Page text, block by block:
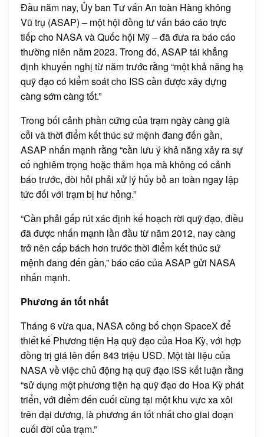
Đầu năm nay, Ủy ban Tư vấn An toàn Hàng không
Vũ trụ (ASAP) – một hội đồng tư vấn báo cáo trực
tiếp cho NASA và Quốc hội Mỹ – đã đưa ra báo cáo
thường niên năm 2023. Trong đó, ASAP tái khẳng
định khuyến nghị từ năm trước rằng “một khả năng hạ
quỹ đạo có kiểm soát cho ISS cần được xây dựng
càng sớm càng tốt.”
Trong bối cảnh phần cứng của trạm ngày càng già
cỗi và thời điểm kết thúc sứ mệnh đang đến gần,
ASAP nhấn mạnh rằng “cần lưu ý khả năng xảy ra sự
cố nghiêm trọng hoặc thảm họa mà không có cảnh
báo trước, đòi hỏi phải xử lý hủy bỏ an toàn ngay lập
tức đối với trạm bị hư hỏng.”
“Cần phải gấp rút xác định kế hoạch rời quỹ đạo, điều
đã được nhấn mạnh lần đầu từ năm 2012, nay càng
trở nên cấp bách hơn trước thời điểm kết thúc sứ
mệnh đang đến gần,” báo cáo của ASAP gửi NASA
nhấn mạnh.
Phương án tốt nhất
Tháng 6 vừa qua, NASA công bố chọn SpaceX để
thiết kế Phương tiện Hạ quỹ đạo của Hoa Kỳ, với hợp
đồng trị giá lên đến 843 triệu USD. Một tài liệu của
NASA về việc chủ động hạ quỹ đạo ISS kết luận rằng
“sử dụng một phương tiện hạ quỹ đạo do Hoa Kỳ phát
triển, với điểm đến cuối cùng tại một khu vực xa xôi
trên đại dương, là phương án tốt nhất cho giai đoạn
cuối đời của trạm.”